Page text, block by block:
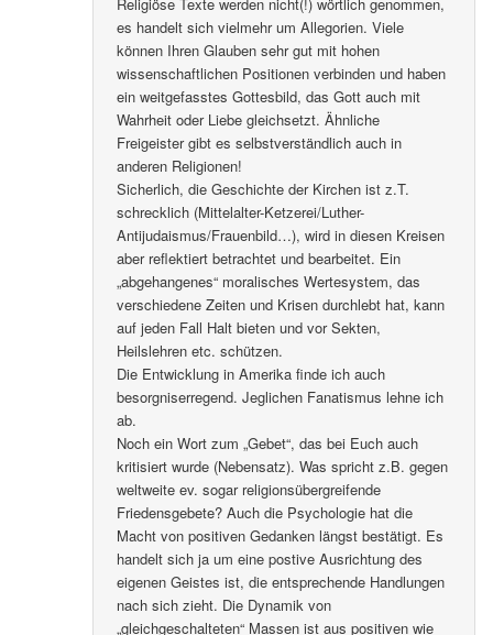
es handelt sich vielmehr um Allegorien. Viele
können Ihren Glauben sehr gut mit hohen
wissenschaftlichen Positionen verbinden und haben
ein weitgefasstes Gottesbild, das Gott auch mit
Wahrheit oder Liebe gleichsetzt. Ähnliche
Freigeister gibt es selbstverständlich auch in
anderen Religionen!
Sicherlich, die Geschichte der Kirchen ist z.T.
schrecklich (Mittelalter-Ketzerei/Luther-
Antijudaismus/Frauenbild…), wird in diesen Kreisen
aber reflektiert betrachtet und bearbeitet. Ein
„abgehangenes“ moralisches Wertesystem, das
verschiedene Zeiten und Krisen durchlebt hat, kann
auf jeden Fall Halt bieten und vor Sekten,
Heilslehren etc. schützen.
Die Entwicklung in Amerika finde ich auch
besorgniserregend. Jeglichen Fanatismus lehne ich
ab.
Noch ein Wort zum „Gebet“, das bei Euch auch
kritisiert wurde (Nebensatz). Was spricht z.B. gegen
weltweite ev. sogar religionsübergreifende
Friedensgebete? Auch die Psychologie hat die
Macht von positiven Gedanken längst bestätigt. Es
handelt sich ja um eine postive Ausrichtung des
eigenen Geistes ist, die entsprechende Handlungen
nach sich zieht. Die Dynamik von
„gleichgeschalteten“ Massen ist aus positiven wie